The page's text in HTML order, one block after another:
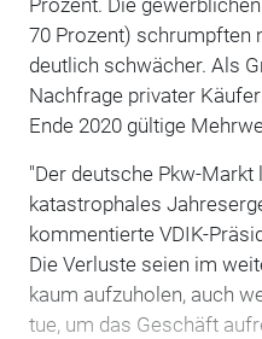
70 Prozent) schrumpften
deutlich schwächer. Als
Nachfrage privater
Ende 2020 gültige
"Der deutsche Pkw-
katastrophales
kommentierte VDIK-
Die Verluste seien im
kaum aufzuholen, auch
tue, um das Geschäft